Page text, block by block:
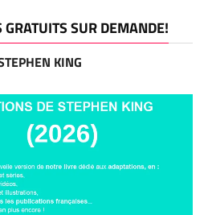
SUR DEMANDE!
KING